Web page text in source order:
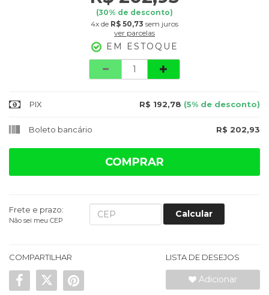
(30% de desconto)
4x de R$ 50,73 sem juros
ver parcelas
EM ESTOQUE
PIX R$ 192,78 (5% de desconto)
Boleto bancário R$ 202,93
COMPRAR
Frete e prazo:
Não sei meu CEP
Calcular
COMPARTILHAR LISTA DE DESEJOS
Adicionar